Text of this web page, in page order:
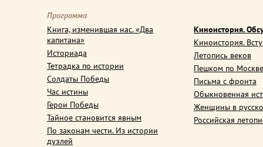
Программа
Книга, изменившая нас. «Два
капитана»
Историада
Тетрадка по истории
Солдаты Победы
Час истины
Герои Победы
Тайное становится явным
По законам чести. Из истории
дуэлей
Киноистория.
Киноистория.
Летопись веков
Пешком по Москве
Письма с фронта
Обыкновенная
Женщины в
Российская